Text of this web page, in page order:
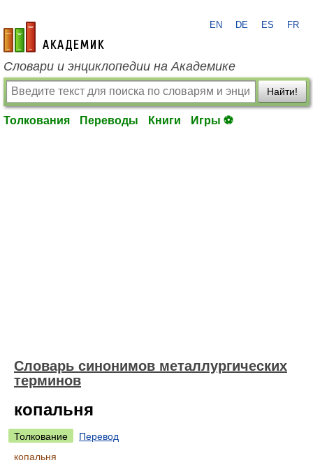
academic.ru
EN DE ES FR
Словари и энциклопедии на Академике
Найти!
Толкования Переводы Книги Игры ⚽
Словарь синонимов металлургических
терминов
копальня
Толкование
Перевод
копальня